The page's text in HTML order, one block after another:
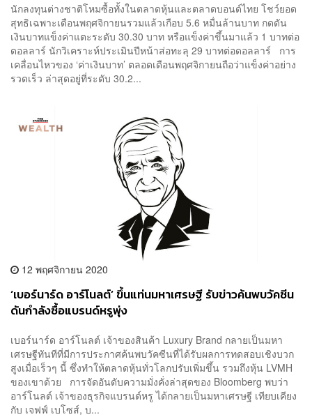
นักลงทุนต่างชาติโหมซื้อทั้งในตลาดหุ้นและตลาดบอนด์ไทย โชว์ยอด
สุทธิเฉพาะเดือนพฤศจิกายนรวมแล้วเกือบ 5.6 หมื่นล้านบาท กดดัน
เงินบาทแข็งค่าแตะระดับ 30.30 บาท หรือแข็งค่าขึ้นมาแล้ว 1 บาทต่อ
ดอลลาร์ นักวิเคราะห์ประเมินปีหน้าส่อทะลุ 29 บาทต่อดอลลาร์ การ
เคลื่อนไหวของ ‘ค่าเงินบาท’ ตลอดเดือนพฤศจิกายนถือว่าแข็งค่าอย่าง
รวดเร็ว ล่าสุดอยู่ที่ระดับ 30.2...
12 พฤศจิกายน 2020
‘เบอร์นาร์ด อาร์โนลต์’ ขึ้นแท่นมหาเศรษฐี รับข่าวค้นพบวัคซีน
ดันกำลังซื้อแบรนด์หรูพุ่ง
เบอร์นาร์ด อาร์โนลต์ เจ้าของสินค้า Luxury Brand กลายเป็นมหา
เศรษฐีทันทีที่มีการประกาศค้นพบวัคซีนที่ได้รับผลการทดสอบเชิงบวก
สูงเมื่อเร็วๆ นี้ ซึ่งทำให้ตลาดหุ้นทั่วโลกปรับเพิ่มขึ้น รวมถึงหุ้น LVMH
ของเขาด้วย การจัดอันดับความมั่งคั่งล่าสุดของ Bloomberg พบว่า
อาร์โนลต์ เจ้าของธุรกิจแบรนด์หรู ได้กลายเป็นมหาเศรษฐี เทียบเคียง
กับ เจฟฟ์ เบโซส์, บ...